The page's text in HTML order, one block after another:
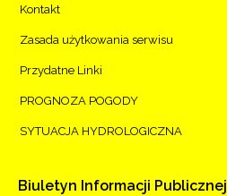
Kontakt
Zasada użytkowania serwisu
Przydatne Linki
PROGNOZA POGODY
SYTUACJA HYDROLOGICZNA
Biuletyn Informacji Publicznej